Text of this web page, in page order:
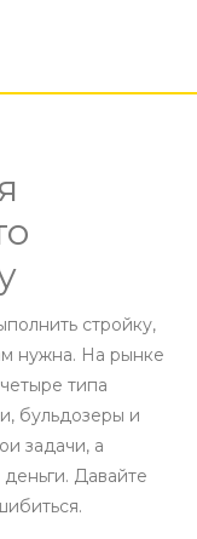
стройку,
нужна. На рынке
типа
бульдозеры и
задачи, а
Давайте